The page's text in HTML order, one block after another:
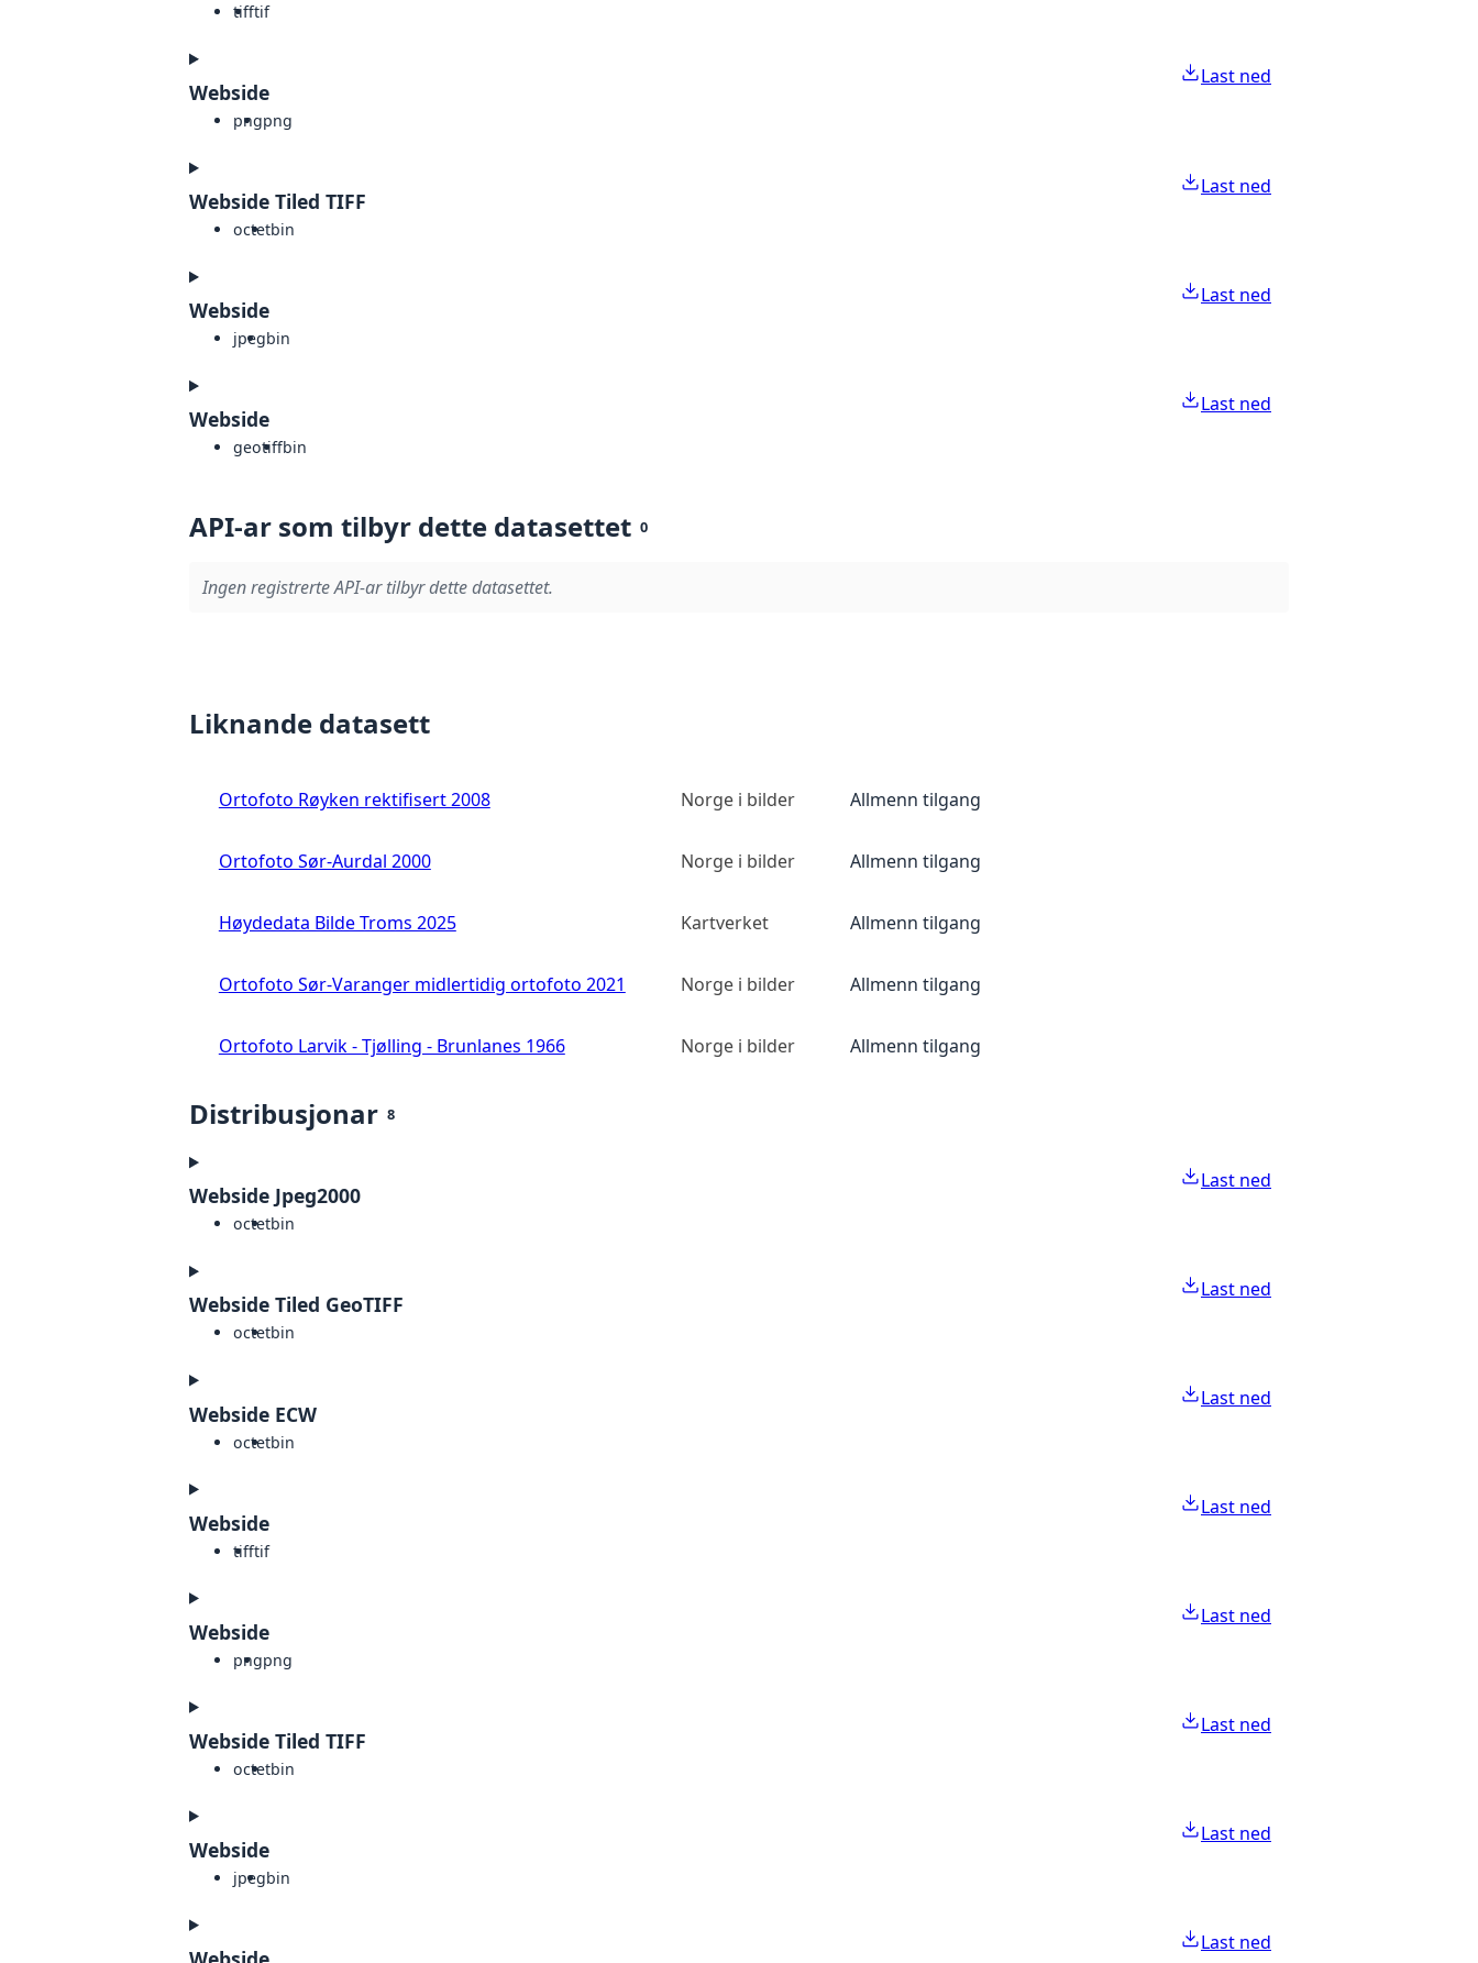
tifftif
Webside
pngpng
Last ned
Webside Tiled TIFF
octetbin
Last ned
Webside
jpegbin
Last ned
Webside
geotiffbin
Last ned
API-ar som tilbyr dette datasettet 0
Ingen registrerte API-ar tilbyr dette datasettet.
Liknande datasett
Ortofoto Røyken rektifisert 2008 Norge i bilder Allmenn tilgang
Ortofoto Sør-Aurdal 2000 Norge i bilder Allmenn tilgang
Høydedata Bilde Troms 2025 Kartverket Allmenn tilgang
Ortofoto Sør-Varanger midlertidig ortofoto 2021 Norge i bilder Allmenn tilgang
Ortofoto Larvik - Tjølling - Brunlanes 1966 Norge i bilder Allmenn tilgang
Distribusjonar 8
Webside Jpeg2000
octetbin
Last ned
Webside Tiled GeoTIFF
octetbin
Last ned
Webside ECW
octetbin
Last ned
Webside
tifftif
Last ned
Webside
pngpng
Last ned
Webside Tiled TIFF
octetbin
Last ned
Webside
jpegbin
Last ned
Last ned